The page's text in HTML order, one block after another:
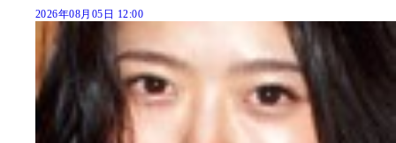
2026年08月05日 12:00